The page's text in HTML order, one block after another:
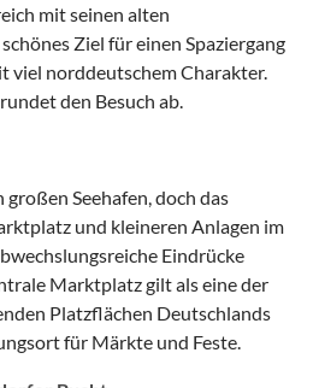
mit seinen alten
Ziel für einen Spaziergang
viel norddeutschem Charakter.
den Besuch ab.
Seehafen, doch das
und kleineren Anlagen im
Eindrücke
Marktplatz gilt als eine der
Platzflächen Deutschlands
für Märkte und Feste.